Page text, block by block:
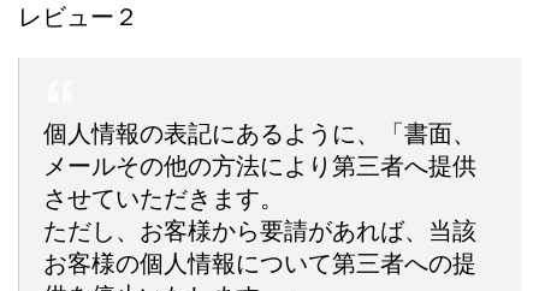
レビュー２
個人情報の表記にあるように、「書面、
メールその他の方法により第三者へ提供
させていただきます。
ただし、お客様から要請があれば、当該
お客様の個人情報について第三者への提